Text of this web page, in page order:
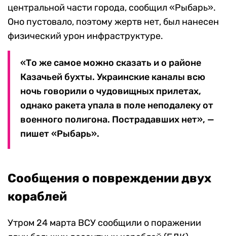
центральной части города, сообщил «Рыбарь».
Оно пустовало, поэтому жертв нет, был нанесен
физический урон инфраструктуре.
«То же самое можно сказать и о районе
Казачьей бухты. Украинские каналы всю
ночь говорили о чудовищных прилетах,
однако ракета упала в поле неподалеку от
военного полигона. Пострадавших нет», —
пишет «Рыбарь».
Сообщения о повреждении двух
кораблей
Утром 24 марта ВСУ сообщили о поражении